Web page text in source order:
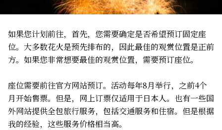
如果您计划前往，首先，您需要确定是否希望预订固定座
位。大多数花火是预先排布的，因此最佳的观赏位置是正前
方。如果您非常想要最佳的观赏位置，需要预订座位。
座位需要前往官方网站预订。活动每年8月举行，之前4个
月开始售票。但是，网上订票仅适用于日本人。也有一些国
外网站提供全包旅行服务，包括交通服务和住宿。但是根据
我的经验，这些服务价格相当高。